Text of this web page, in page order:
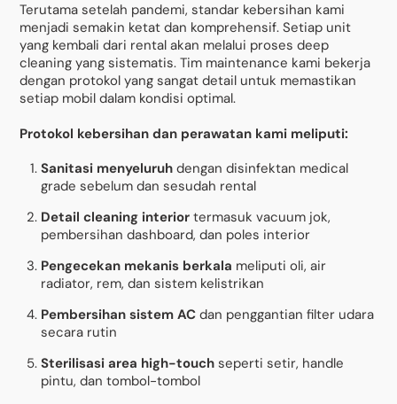
Terutama setelah pandemi, standar kebersihan kami
menjadi semakin ketat dan komprehensif. Setiap unit
yang kembali dari rental akan melalui proses deep
cleaning yang sistematis. Tim maintenance kami bekerja
dengan protokol yang sangat detail untuk memastikan
setiap mobil dalam kondisi optimal.
Protokol kebersihan dan perawatan kami meliputi:
Sanitasi menyeluruh dengan disinfektan medical
grade sebelum dan sesudah rental
Detail cleaning interior termasuk vacuum jok,
pembersihan dashboard, dan poles interior
Pengecekan mekanis berkala meliputi oli, air
radiator, rem, dan sistem kelistrikan
Pembersihan sistem AC dan penggantian filter udara
secara rutin
Sterilisasi area high-touch seperti setir, handle
pintu, dan tombol-tombol